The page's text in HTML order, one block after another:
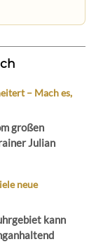
– Mach es,
großen
Julian
neue
kann